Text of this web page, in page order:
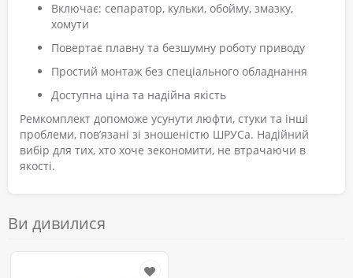
Включає: сепаратор, кульки, обойму, змазку,
хомути
Повертає плавну та безшумну роботу приводу
Простий монтаж без спеціального обладнання
Доступна ціна та надійна якість
Ремкомплект допоможе усунути люфти, стуки та інші
проблеми, пов’язані зі зношеністю ШРУСа. Надійний
вибір для тих, хто хоче зекономити, не втрачаючи в
якості.
Ви дивилися